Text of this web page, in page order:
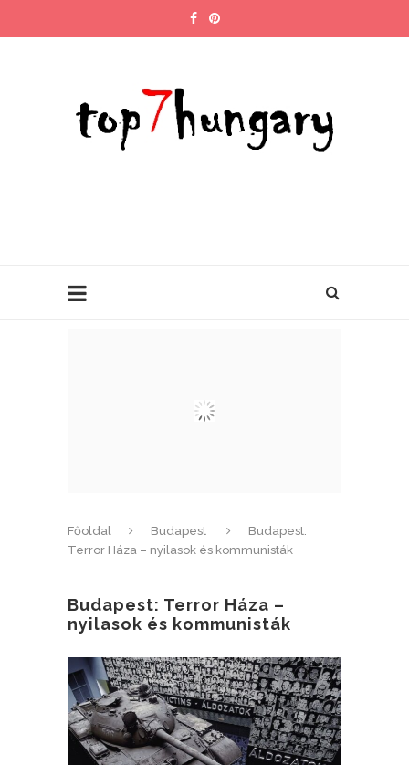
Főoldal Budapest
Budapest:
Terror Háza – nyilasok és kommunisták
Budapest: Terror Háza –
nyilasok és kommunisták